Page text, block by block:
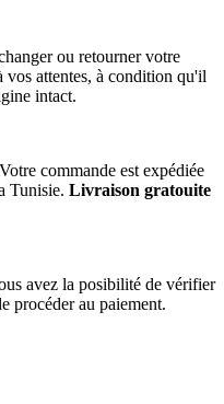
ou retourner votre
vos attentes, à condition qu'il
intact.
commande est expédiée
Tunisie. Livraison gratouite
avez la posibilité de vérifier
procéder au paiement.